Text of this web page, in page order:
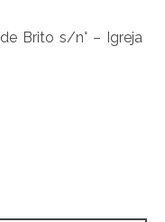
Brito s/n° – Igreja